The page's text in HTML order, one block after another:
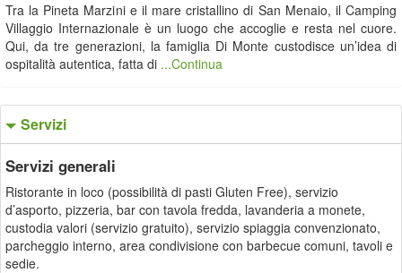
Tra la Pineta Marzini e il mare cristallino di San Menaio, il Camping
Villaggio Internazionale è un luogo che accoglie e resta nel cuore.
Qui, da tre generazioni, la famiglia Di Monte custodisce un’idea di
ospitalità autentica, fatta di ...Continua
Servizi
Servizi generali
Ristorante in loco (possibilità di pasti Gluten Free), servizio
d’asporto, pizzeria, bar con tavola fredda, lavanderia a monete,
custodia valori (servizio gratuito), servizio spiaggia convenzionato,
parcheggio interno, area condivisione con barbecue comuni, tavoli e
sedie.